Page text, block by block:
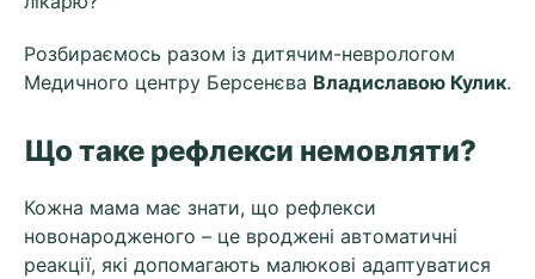
Розбираємось разом із дитячим-неврологом
Медичного центру Берсенєва Владиславою Кулик.
Що таке рефлекси немовляти?
Кожна мама має знати, що рефлекси
новонародженого – це вроджені автоматичні
реакції, які допомагають малюкові адаптуватися